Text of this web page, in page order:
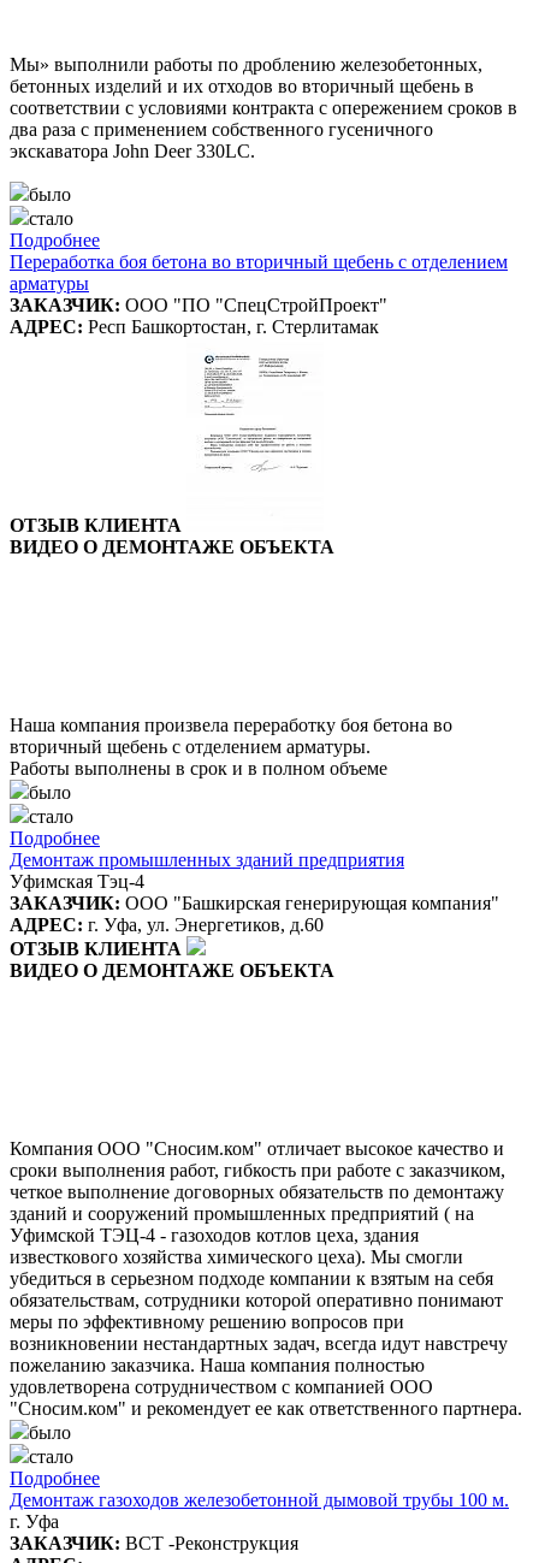
Мы» выполнили работы по дроблению железобетонных,
бетонных изделий и их отходов во вторичный щебень в
соответствии с условиями контракта с опережением сроков в
два раза с применением собственного гусеничного
экскаватора John Deer 330LC.
было
стало
Подробнее
Переработка боя бетона во вторичный щебень с отделением
арматуры
ЗАКАЗЧИК: ООО "ПО "СпецСтройПроект"
АДРЕС: Респ Башкортостан, г. Стерлитамак
ОТЗЫВ КЛИЕНТА
ВИДЕО О ДЕМОНТАЖЕ ОБЪЕКТА
Наша компания произвела переработку боя бетона во
вторичный щебень с отделением арматуры.
Работы выполнены в срок и в полном объеме
было
стало
Подробнее
Демонтаж промышленных зданий предприятия
Уфимская Тэц-4
ЗАКАЗЧИК: ООО "Башкирская генерирующая компания"
АДРЕС: г. Уфа, ул. Энергетиков, д.60
ОТЗЫВ КЛИЕНТА
ВИДЕО О ДЕМОНТАЖЕ ОБЪЕКТА
Компания ООО "Сносим.ком" отличает высокое качество и
сроки выполнения работ, гибкость при работе с заказчиком,
четкое выполнение договорных обязательств по демонтажу
зданий и сооружений промышленных предприятий ( на
Уфимской ТЭЦ-4 - газоходов котлов цеха, здания
известкового хозяйства химического цеха). Мы смогли
убедиться в серьезном подходе компании к взятым на себя
обязательствам, сотрудники которой оперативно понимают
меры по эффективному решению вопросов при
возникновении нестандартных задач, всегда идут навстречу
пожеланию заказчика. Наша компания полностью
удовлетворена сотрудничеством с компанией ООО
"Сносим.ком" и рекомендует ее как ответственного партнера.
было
стало
Подробнее
Демонтаж газоходов железобетонной дымовой трубы 100 м.
г. Уфа
ЗАКАЗЧИК: ВСТ -Реконструкция